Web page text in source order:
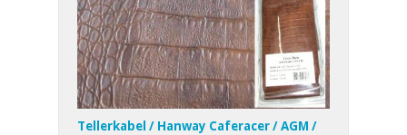
Tellerkabel / Hanway Caferacer / AGM /